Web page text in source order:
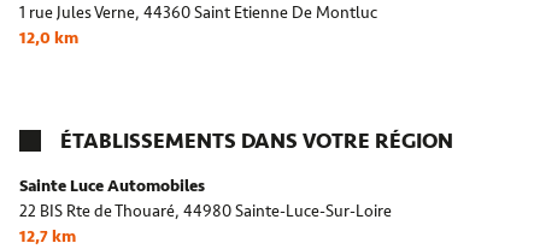
1 rue Jules Verne, 44360 Saint Etienne De Montluc
12,0 km
ÉTABLISSEMENTS DANS VOTRE RÉGION
Sainte Luce Automobiles
22 BIS Rte de Thouaré, 44980 Sainte-Luce-Sur-Loire
12,7 km